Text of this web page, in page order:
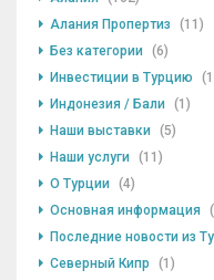
Алания Пропертиз
(11)
Без категории
(6)
Инвестиции в Турцию
Индонезия / Бали
(1)
Наши выставки
(5)
Наши услуги
(11)
О Турции
(4)
Основная информация
Последние новости из
Северный Кипр
(1)